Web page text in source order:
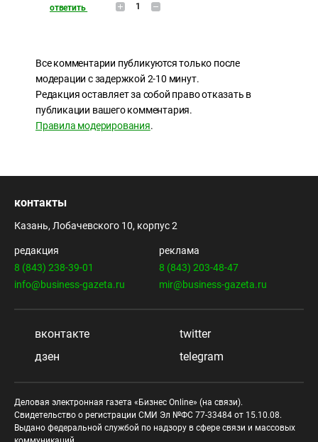
ответить 1
Все комментарии публикуются только после
модерации с задержкой 2-10 минут.
Редакция оставляет за собой право отказать в
публикации вашего комментария.
Правила модерирования.
контакты
Казань, Лобачевского 10, корпус 2
редакция
8 (843) 238-39-01
info@business-gazeta.ru
реклама
8 (843) 203-48-47
mir@business-gazeta.ru
вконтакте
twitter
дзен
telegram
Деловая электронная газета «Бизнес Online» (на связи).
Свидетельство о регистрации СМИ Эл №ФС 77-33484 от 15.10.08.
Выдано федеральной службой по надзору в сфере связи и массовых